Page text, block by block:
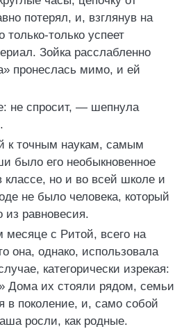
потерял, и, взглянув на
только успеет
Зойка расслабленно
пронеслась мимо, и ей
не спросит, — шепнула
к точным наукам, самым
было его необыкновенное
классе, но и во всей школе и
не было человека, который
из равновесия.
с Ритой, всего на
она, однако, использовала
категорически изрекая:
Дома их стояли рядом, семьи
в поколение, и, само собой
росли, как родные.